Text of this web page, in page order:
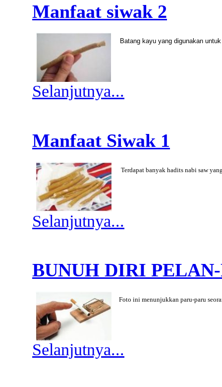
Manfaat siwak 2
Batang kayu yang digunakan
Selanjutnya...
Manfaat Siwak 1
Terdapat banyak hadits nabi saw
Selanjutnya...
BUNUH DIRI
Foto ini menunjukkan paru-paru
Selanjutnya...